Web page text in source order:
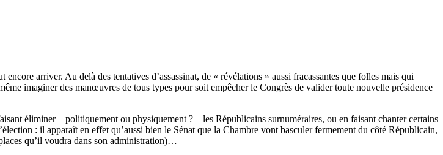
arriver. Au delà des tentatives d’assassinat, de « révélations » aussi fracassantes que folles mais qui
imaginer des manœuvres de tous types pour soit empêcher le Congrès de valider toute nouvelle présidence
éliminer – politiquement ou physiquement ? – les Républicains surnuméraires, ou en faisant chanter certains
: il apparaît en effet qu’aussi bien le Sénat que la Chambre vont basculer fermement du côté Républicain,
qu’il voudra dans son administration)…